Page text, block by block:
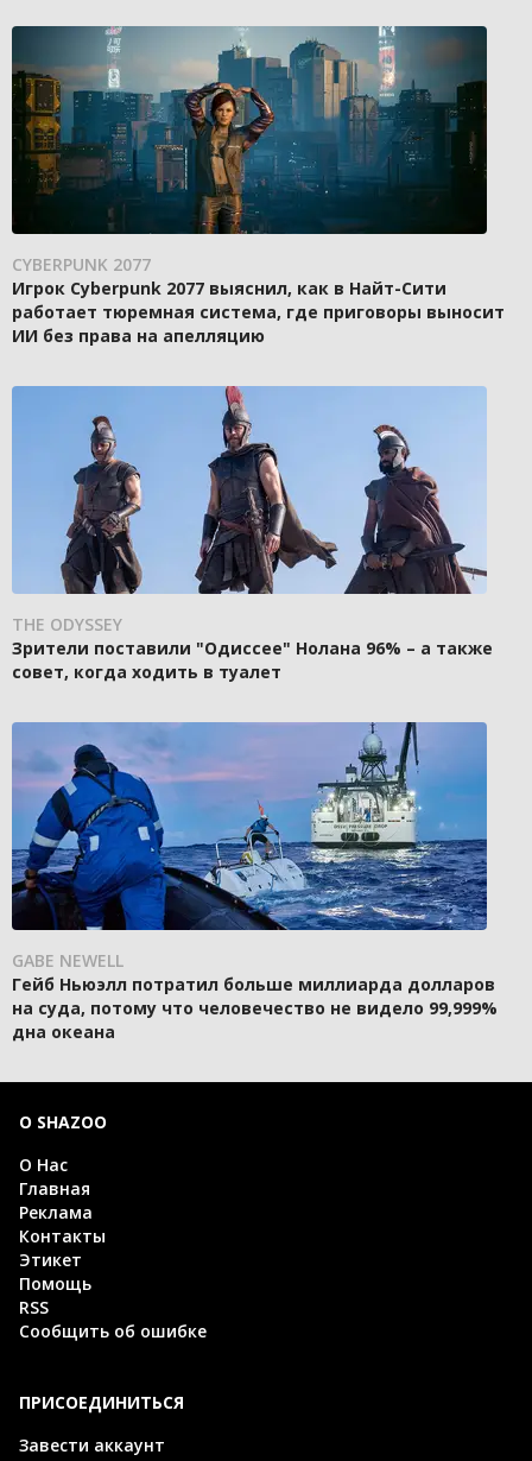
CYBERPUNK 2077
Игрок Cyberpunk 2077 выяснил, как в Найт-Сити
работает тюремная система, где приговоры выносит
ИИ без права на апелляцию
THE ODYSSEY
Зрители поставили "Одиссее" Нолана 96% – а также
совет, когда ходить в туалет
GABE NEWELL
Гейб Ньюэлл потратил больше миллиарда долларов
на суда, потому что человечество не видело 99,999%
дна океана
О SHAZOO
О Нас
Главная
Реклама
Контакты
Этикет
Помощь
RSS
Сообщить об ошибке
ПРИСОЕДИНИТЬСЯ
Завести аккаунт